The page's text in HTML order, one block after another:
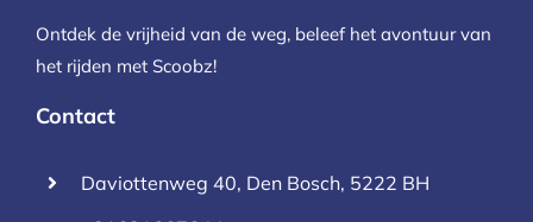
Ontdek de vrijheid van de weg, beleef het avontuur van
het rijden met Scoobz!
Contact
Daviottenweg 40, Den Bosch, 5222 BH